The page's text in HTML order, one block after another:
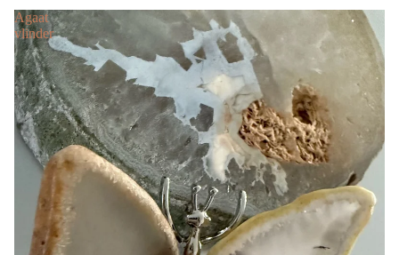
Agaat
vlinder